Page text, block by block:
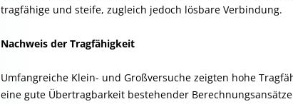
tragfähige und steife, zugleich jedoch lösbare Verbindung.
Nachweis der Tragfähigkeit
Umfangreiche Klein- und Großversuche zeigten hohe
eine gute Übertragbarkeit bestehender